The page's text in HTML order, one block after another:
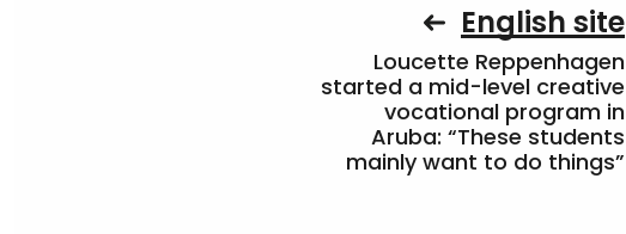
English site
Loucette Reppenhagen
started a mid-level creative
vocational program in
Aruba: “These students
mainly want to do things”